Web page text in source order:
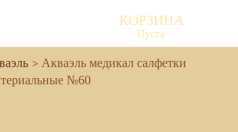
КОРЗИНА
Пуста
Акваэль медикал салфетки
№60